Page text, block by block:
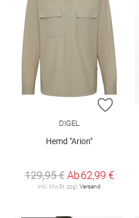
ZUR
DIGEL
Hemd "Arion"
129,95 € Ab62,99 €
inkl. MwSt. zzgl. Versand